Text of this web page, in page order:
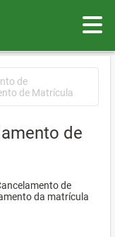
de
de Matrícula
de
de
da matrícula